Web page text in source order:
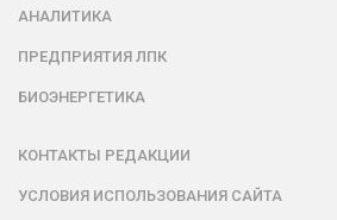
АНАЛИТИКА
ПРЕДПРИЯТИЯ ЛПК
БИОЭНЕРГЕТИКА
КОНТАКТЫ РЕДАКЦИИ
УСЛОВИЯ ИСПОЛЬЗОВАНИЯ САЙТА